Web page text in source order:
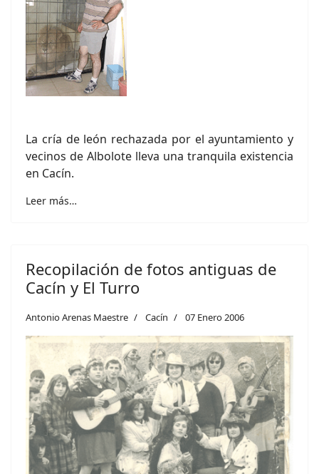
La cría de león rechazada por el ayuntamiento y
vecinos de Albolote lleva una tranquila existencia
en Cacín.
Leer más…
Recopilación de fotos antiguas de
Cacín y El Turro
Antonio Arenas Maestre Cacín 07 Enero 2006